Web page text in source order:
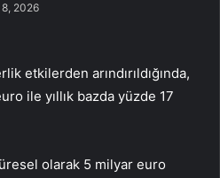
2026
etkilerden arındırıldığında,
ile yıllık bazda yüzde 17
olarak 5 milyar euro